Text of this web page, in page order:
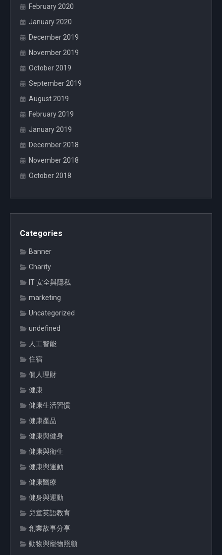
February 2020
January 2020
December 2019
November 2019
October 2019
September 2019
August 2019
February 2019
January 2019
December 2018
November 2018
October 2018
Categories
Banner
Charity
IT 安全與隱私
marketing
Uncategorized
undefined
人工智能
住宿
個人理財
健康
健康生活習慣
健康產品
健康與健身
健康與衛生
健康與運動
健康醫療
健身與運動
兒童英語教育
創業故事分享
動物與寵物照顧